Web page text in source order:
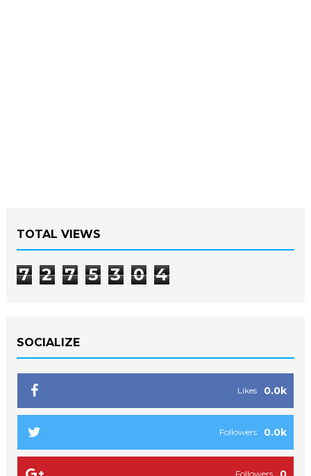
TOTAL VIEWS
7 2 7 5 3 0 4
SOCIALIZE
0.0k
Likes
0.0k
Followers
Followers